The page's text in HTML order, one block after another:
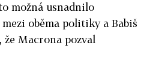
možná usnadnilo
oběma politiky a Babiš
Macrona pozval